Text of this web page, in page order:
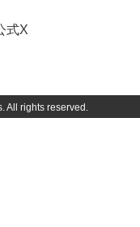
式X
All rights reserved.